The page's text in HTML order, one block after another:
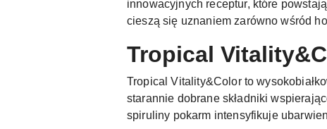
innowacyjnych receptur, które
cieszą się uznaniem zarówno wśród
Tropical
Tropical Vitality&Color to
starannie dobrane składniki
spiruliny pokarm intensyfikuje